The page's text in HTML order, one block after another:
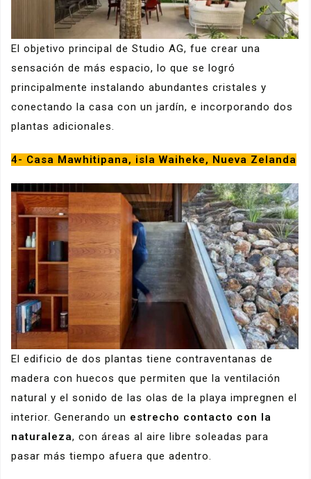
El objetivo principal de Studio AG, fue crear una
sensación de más espacio, lo que se logró
principalmente instalando abundantes cristales y
conectando la casa con un jardín, e incorporando dos
plantas adicionales.
4- Casa Mawhitipana, isla Waiheke, Nueva Zelanda
El edificio de dos plantas tiene contraventanas de
madera con huecos que permiten que la ventilación
natural y el sonido de las olas de la playa impregnen el
interior. Generando un estrecho contacto con la
naturaleza, con áreas al aire libre soleadas para
pasar más tiempo afuera que adentro.